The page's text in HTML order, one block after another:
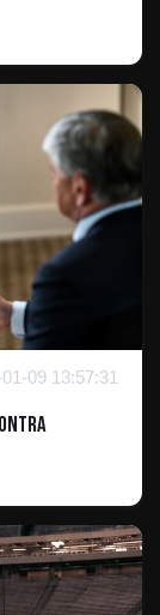
09 13:57:31